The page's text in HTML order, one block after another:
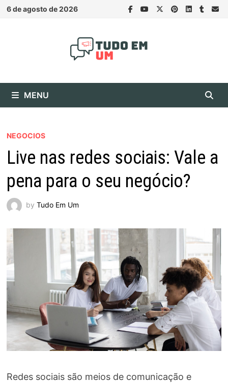
Skip
6 de agosto de 2026
MENU
NEGOCIOS
Live nas redes sociais: Vale a
pena para o seu negócio?
by Tudo Em Um
Redes sociais são meios de comunicação e